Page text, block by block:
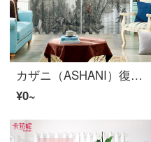
カザニ（ASHANI）復古的客間窓熱帯雨林簡約現代事務室室ベランダトイレ仕切りドアカーテン寝室カーテンオーダーメイド紗カーテン熱帯雨林ヤシの木幅5メートルホックカーテン（2.6-2.9メートルの窓に適しています）
¥0~